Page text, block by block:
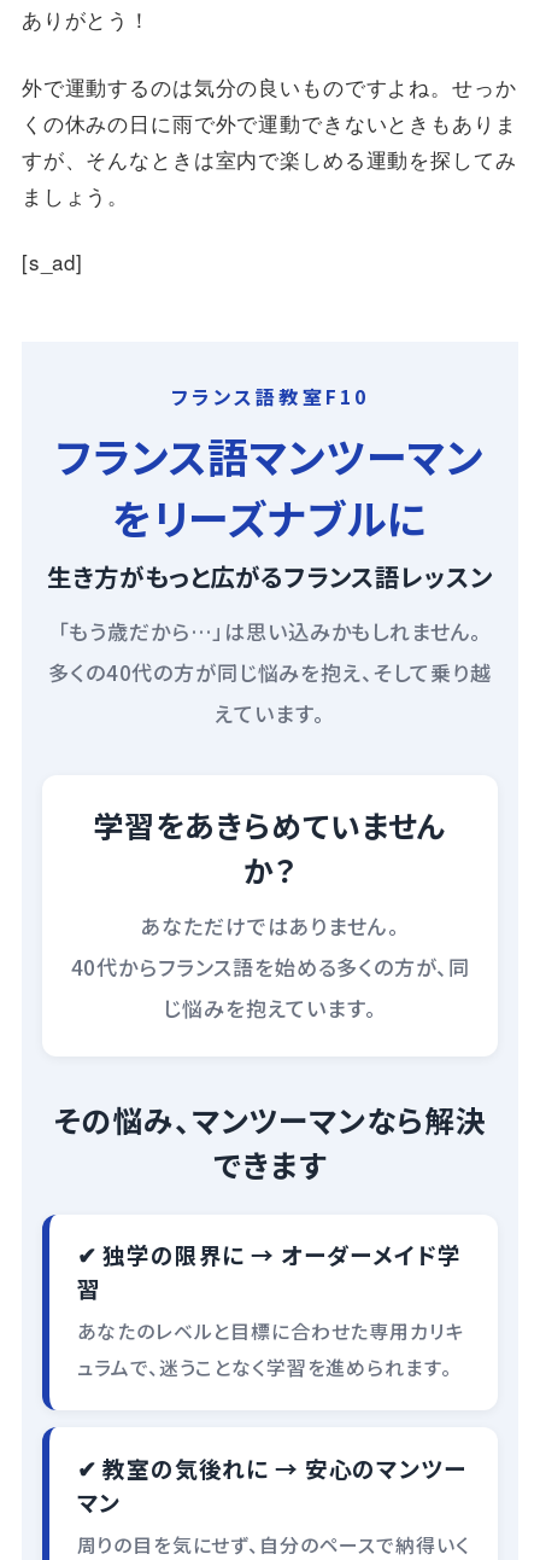
ありがとう！
外で運動するのは気分の良いものですよね。せっか
くの休みの日に雨で外で運動できないときもありま
すが、そんなときは室内で楽しめる運動を探してみ
ましょう。
[s_ad]
フランス語教室F10
フランス語マンツーマン
をリーズナブルに
生き方がもっと広がるフランス語レッスン
「もう歳だから…」は思い込みかもしれません。
多くの40代の方が同じ悩みを抱え、そして乗り越
えています。
学習をあきらめていません
か？
あなただけではありません。
40代からフランス語を始める多くの方が、同
じ悩みを抱えています。
その悩み、マンツーマンなら解決
できます
✔ 独学の限界に → オーダーメイド学
習
あなたのレベルと目標に合わせた専用カリキ
ュラムで、迷うことなく学習を進められます。
✔ 教室の気後れに → 安心のマンツー
マン
周りの目を気にせず、自分のペースで納得いく